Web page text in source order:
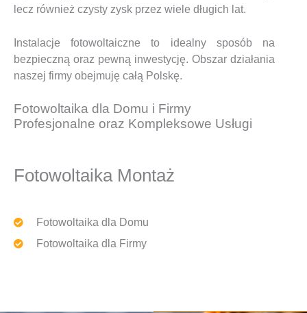
lecz również czysty zysk przez wiele długich lat.
Instalacje fotowoltaiczne to idealny sposób na
bezpieczną oraz pewną inwestycję. Obszar działania
naszej firmy obejmuję całą Polskę.
Fotowoltaika dla Domu i Firmy
Profesjonalne oraz Kompleksowe Usługi
Fotowoltaika Montaż
Fotowoltaika dla Domu
Fotowoltaika dla Firmy